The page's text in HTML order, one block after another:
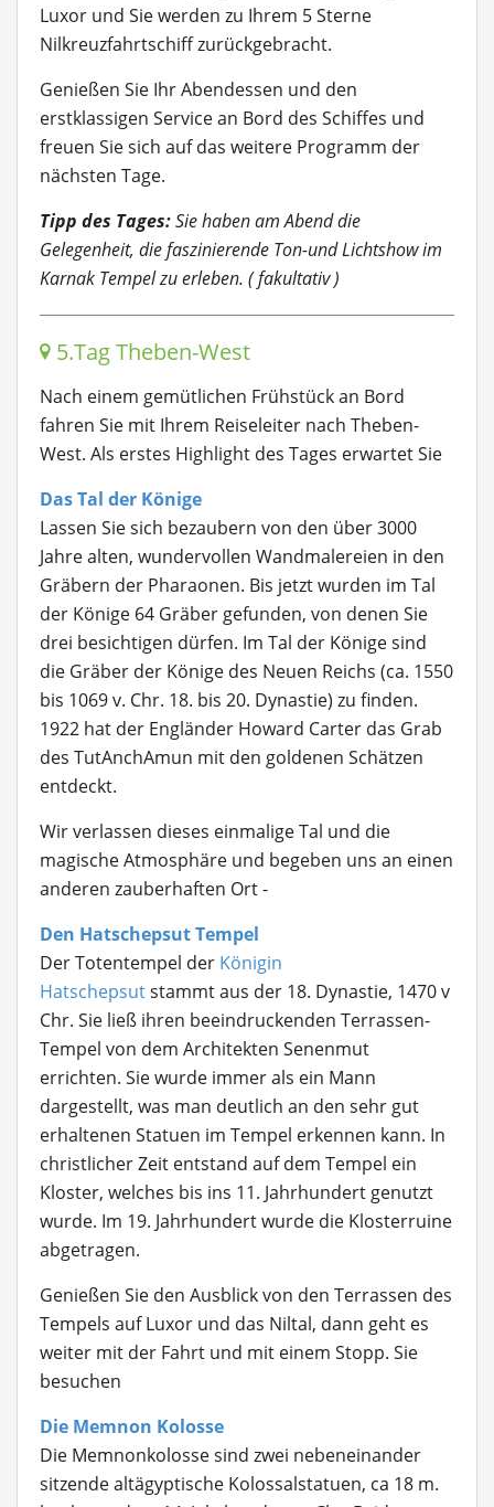
Luxor und Sie werden zu Ihrem 5 Sterne
Nilkreuzfahrtschiff zurückgebracht.
Genießen Sie Ihr Abendessen und den
erstklassigen Service an Bord des Schiffes und
freuen Sie sich auf das weitere Programm der
nächsten Tage.
Tipp des Tages:Sie haben am Abend die
Gelegenheit, die faszinierende Ton-und Lichtshow im
Karnak Tempel zu erleben. ( fakultativ )
5.Tag Theben-West
Nach einem gemütlichen Frühstück an Bord
fahren Sie mit Ihrem Reiseleiter nach Theben-
West. Als erstes Highlight des Tages erwartet Sie
Das Tal der Könige
Lassen Sie sich bezaubern von den über 3000
Jahre alten, wundervollen Wandmalereien in den
Gräbern der Pharaonen. Bis jetzt wurden im Tal
der Könige 64 Gräber gefunden, von denen Sie
drei besichtigen dürfen. Im Tal der Könige sind
die Gräber der Könige des Neuen Reichs (ca. 1550
bis 1069 v. Chr. 18. bis 20. Dynastie) zu finden.
1922 hat der Engländer Howard Carter das Grab
des TutAnchAmun mit den goldenen Schätzen
entdeckt.
Wir verlassen dieses einmalige Tal und die
magische Atmosphäre und begeben uns an einen
anderen zauberhaften Ort -
Den Hatschepsut Tempel
Der Totentempel der Königin
Hatschepsutstammt aus der 18. Dynastie, 1470 v
Chr. Sie ließ ihren beeindruckenden Terrassen-
Tempel von dem Architekten Senenmut
errichten. Sie wurde immer als ein Mann
dargestellt, was man deutlich an den sehr gut
erhaltenen Statuen im Tempel erkennen kann. In
christlicher Zeit entstand auf dem Tempel ein
Kloster, welches bis ins 11. Jahrhundert genutzt
wurde. Im 19. Jahrhundert wurde die Klosterruine
abgetragen.
Genießen Sie den Ausblick von den Terrassen des
Tempels auf Luxor und das Niltal, dann geht es
weiter mit der Fahrt und mit einem Stopp. Sie
besuchen
Die Memnon Kolosse
Die Memnonkolossesind zwei nebeneinander
sitzende altägyptische Kolossalstatuen, ca 18 m.